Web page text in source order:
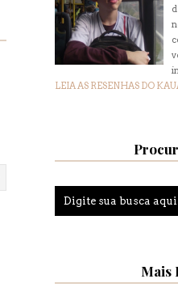
LEIA AS RESENHAS DO
Mais